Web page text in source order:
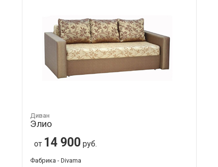
Диван
Элио
от 14 900 руб.
Фабрика - Divama